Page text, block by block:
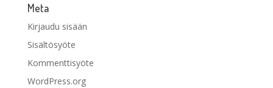
Meta
Kirjaudu sisään
Sisältösyöte
Kommenttisyöte
WordPress.org